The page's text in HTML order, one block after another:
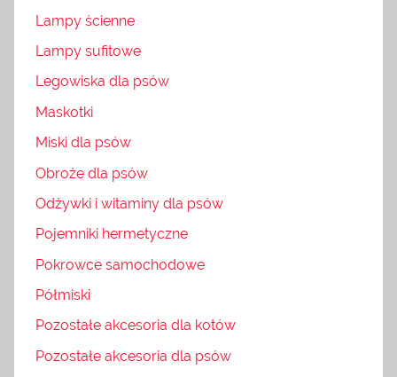
Lampy ścienne
Lampy sufitowe
Legowiska dla psów
Maskotki
Miski dla psów
Obroże dla psów
Odżywki i witaminy dla psów
Pojemniki hermetyczne
Pokrowce samochodowe
Półmiski
Pozostałe akcesoria dla kotów
Pozostałe akcesoria dla psów